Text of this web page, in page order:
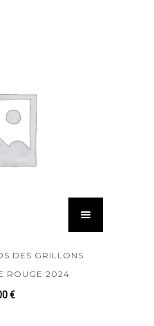
DES GRILLONS
ROUGE 2024
€